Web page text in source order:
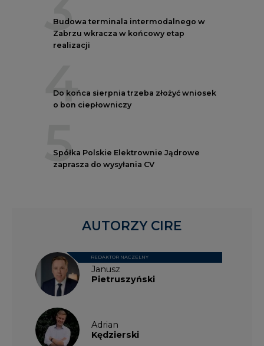
Budowa terminala intermodalnego w
Zabrzu wkracza w końcowy etap
realizacji
4
Do końca sierpnia trzeba złożyć wniosek
o bon ciepłowniczy
5
Spółka Polskie Elektrownie Jądrowe
zaprasza do wysyłania CV
Janusz
Pietruszyński
REDAKTOR NACZELNY
Adrian
Kędzierski
AUTORZY CIRE